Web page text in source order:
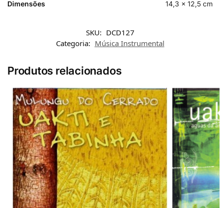
Dimensões 14,3 × 12,5 cm
SKU: DCD127
Categoria: Música Instrumental
Produtos relacionados